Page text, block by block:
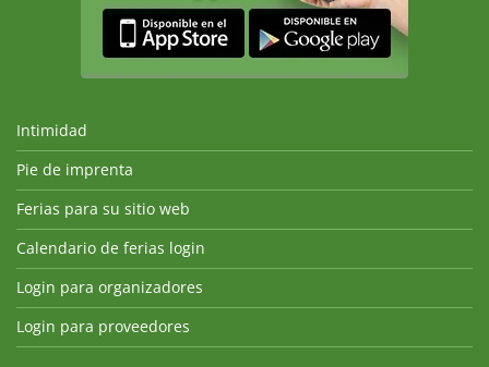
Intimidad
Pie de imprenta
Ferias para su sitio web
Calendario de ferias login
Login para organizadores
Login para proveedores